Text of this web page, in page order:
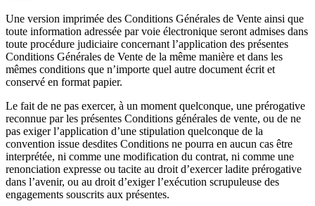
Une version imprimée des Conditions Générales de Vente ainsi que
toute information adressée par voie électronique seront admises dans
toute procédure judiciaire concernant l’application des présentes
Conditions Générales de Vente de la même manière et dans les
mêmes conditions que n’importe quel autre document écrit et
conservé en format papier.
Le fait de ne pas exercer, à un moment quelconque, une prérogative
reconnue par les présentes Conditions générales de vente, ou de ne
pas exiger l’application d’une stipulation quelconque de la
convention issue desdites Conditions ne pourra en aucun cas être
interprétée, ni comme une modification du contrat, ni comme une
renonciation expresse ou tacite au droit d’exercer ladite prérogative
dans l’avenir, ou au droit d’exiger l’exécution scrupuleuse des
engagements souscrits aux présentes.